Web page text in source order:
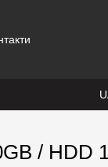
/ HDD